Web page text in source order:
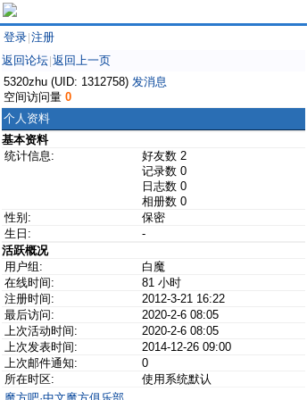
登录 注册
返回论坛 返回上一页
5320zhu (UID: 1312758) 发消息
空间访问量 0
个人资料
基本资料
统计信息:
好友数 2
记录数 0
日志数 0
相册数 0
性别:
保密
生日:
-
活跃概况
用户组:
白魔
在线时间:
81 小时
注册时间:
2012-3-21 16:22
最后访问:
2020-2-6 08:05
上次活动时间:
2020-2-6 08:05
上次发表时间:
2014-12-26 09:00
上次邮件通知:
0
所在时区:
使用系统默认